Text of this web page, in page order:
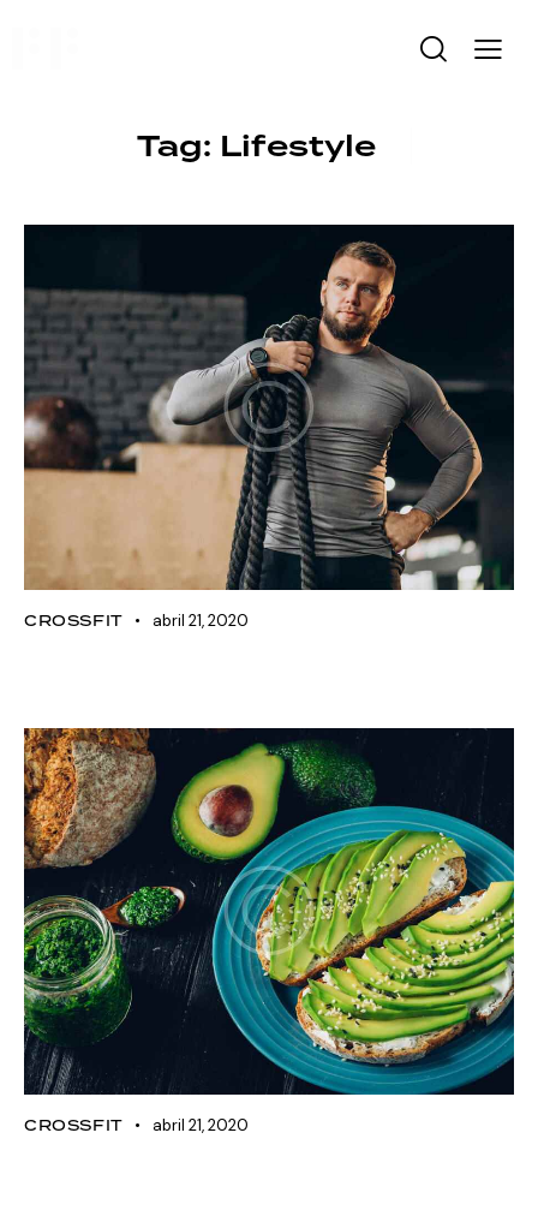
Tag: Lifestyle
CROSSFIT abril 21, 2020
CROSSFIT abril 21, 2020